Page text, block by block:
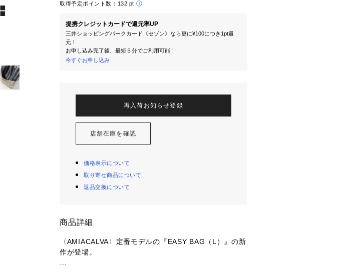
取得予定ポイント数： 132 pt
提携クレジットカードで還元率UP
三井ショッピングパークカード《セゾン》なら更に¥100につき1pt還
元！
お申し込み完了後、最短５分でご利用可能！
今すぐお申し込み
再入荷お知らせ登録
店舗在庫を確認
価格表示について
取り寄せ商品について
返品交換について
商品詳細
〈AMIACALVA〉定番モデルの『EASY BAG（L）』の新
作が登場。